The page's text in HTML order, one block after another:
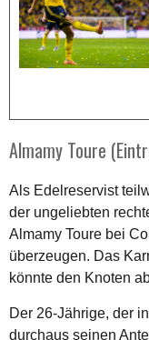
Almamy Toure
Als Edelreservist
der ungeliebten
Almamy Toure bei
überzeugen. Das
könnte den Knoten
Der 26-Jährige, der
durchaus seinen